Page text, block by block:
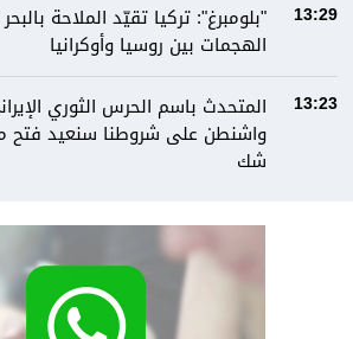
13:29
"بلومبرغ": تركيا تقيّد الملاحة
الهجمات بين روسيا وأوكرانيا
13:23
المتحدث باسم الحرس الثوري
واشنطن على شروطنا سنعيد
شك